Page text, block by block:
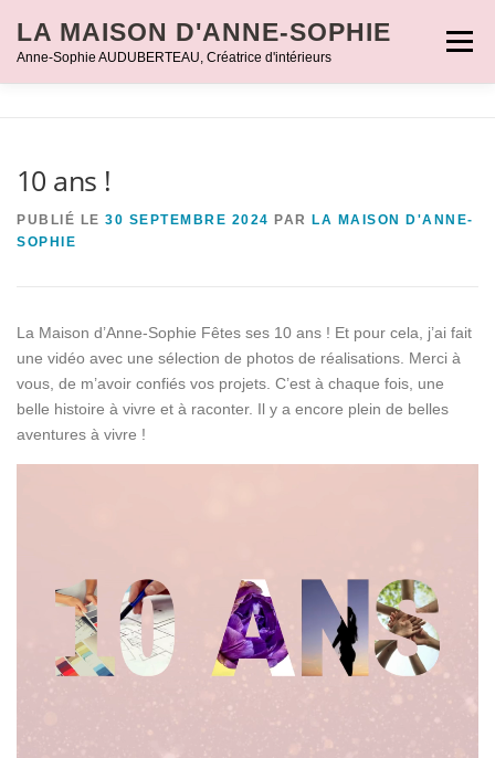
contenu
LA MAISON D'ANNE-SOPHIE
Anne-Sophie AUDUBERTEAU, Créatrice d'intérieurs
Menu
PROFESSIONNELS
10 ans !
PUBLIÉ LE 30 SEPTEMBRE 2024 PAR
LA MAISON D'ANNE-
SOPHIE
La Maison d’Anne-Sophie Fêtes ses 10 ans ! Et pour cela, j’ai fait
une vidéo avec une sélection de photos de réalisations. Merci à
vous, de m’avoir confiés vos projets. C’est à chaque fois, une
belle histoire à vivre et à raconter. Il y a encore plein de belles
aventures à vivre !